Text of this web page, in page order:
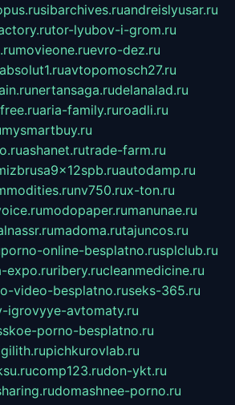
sibarchives.ruandreislyusar.ru
tor-lyubov-i-grom.ru
movieone.ruevro-dez.ru
avtopomosch27.ru
nertansaga.rudelanalad.ru
aria-family.ruroadli.ru
mysmartbuy.ru
ashanet.rutrade-farm.ru
autodamp.ru
nv750.rux-ton.ru
modopaper.rumanunae.ru
madoma.rutajuncos.ru
porno-online-besplatno.rusplclub.ru
expo.ruribery.rucleanmedicine.ru
video-besplatno.ruseks-365.ru
igrovyye-avtomaty.ru
porno-besplatno.ru
pichkurovlab.ru
comp123.rudon-ykt.ru
domashnee-porno.ru